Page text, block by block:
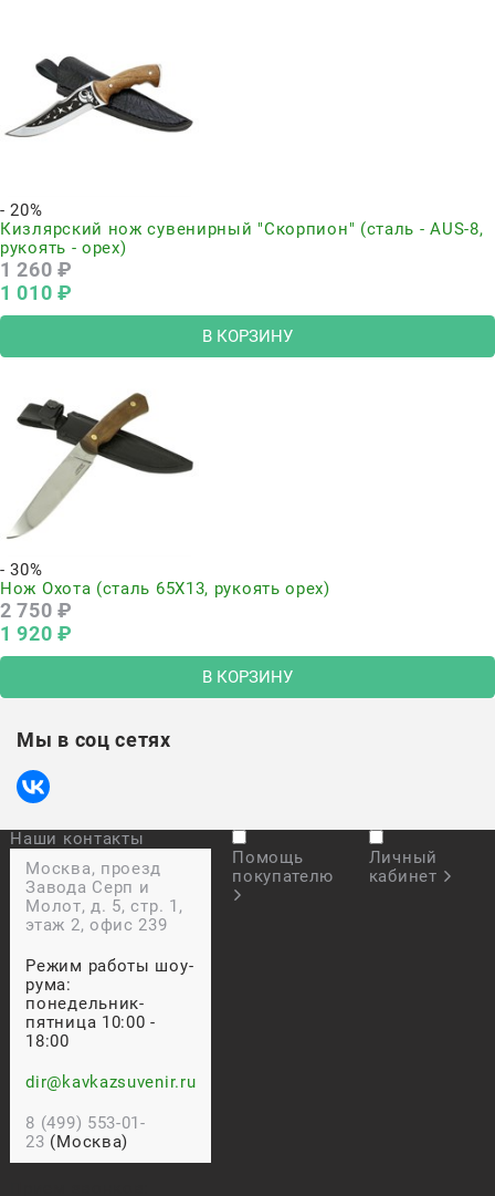
- 20%
Кизлярский нож сувенирный "Скорпион" (сталь - AUS-8,
рукоять - орех)
1 260 ₽
1 010 ₽
В КОРЗИНУ
- 30%
Нож Охота (сталь 65Х13, рукоять орех)
2 750 ₽
1 920 ₽
В КОРЗИНУ
Мы в соц сетях
Наши контакты
Москва, проезд
Завода Серп и
Молот, д. 5, стр. 1,
этаж 2, офис 239
Режим работы шоу-
рума:
понедельник-
пятница 10:00 -
18:00
dir@kavkazsuvenir.ru
8 (499) 553-01-
23 (Москва)
Помощь
покупателю
Личный
кабинет